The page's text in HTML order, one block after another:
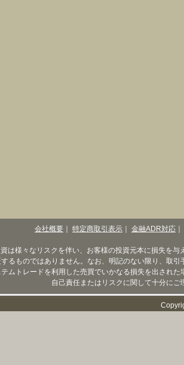
会社概要 特定商取引表示 金融ADR対応
は様々なリスクを伴い、お客様の投資元本に損失を
るものではありません。なお、明記のない限り、取
ムトレードを利用した売買でいかなる損失を出され
自己責任またはリスクに関して十分に